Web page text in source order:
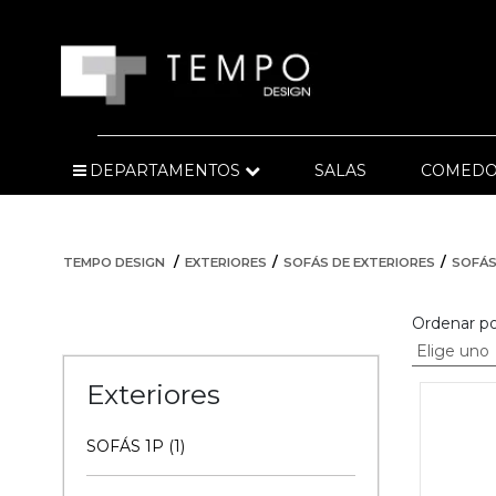
DEPARTAMENTOS SALAS
TEMPO DESIGN EXTERIORES SOFÁS DE EXTERIORES
Exteriores
SOFÁS 1P (1)
Ordenar